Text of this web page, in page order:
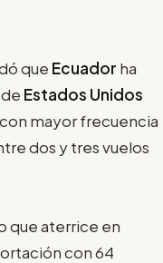
que Ecuador ha
Estados Unidos
mayor frecuencia
dos y tres vuelos
que aterrice en
con 64